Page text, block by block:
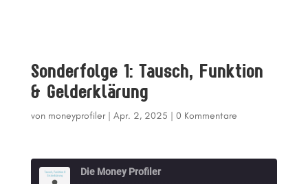
Sonderfolge 1: Tausch, Funktion
& Gelderklärung
von moneyprofiler| Apr. 2, 2025 | 0 Kommentare
Die Money Profiler